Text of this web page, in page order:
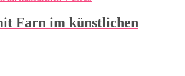
Farn im künstlichen